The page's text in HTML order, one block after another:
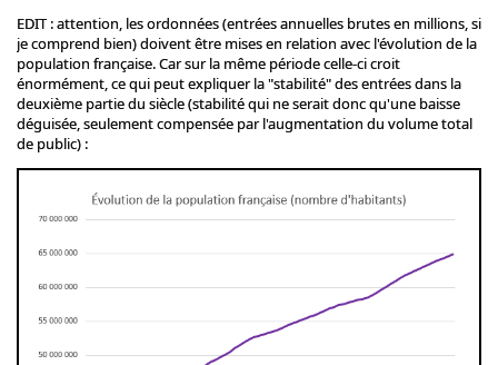
EDIT : attention, les ordonnées (entrées annuelles brutes en millions, si
je comprend bien) doivent être mises en relation avec l'évolution de la
population française. Car sur la même période celle-ci croit
énormément, ce qui peut expliquer la "stabilité" des entrées dans la
deuxième partie du siècle (stabilité qui ne serait donc qu'une baisse
déguisée, seulement compensée par l'augmentation du volume total
de public) :